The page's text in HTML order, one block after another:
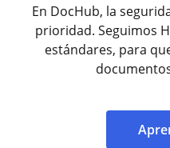
En DocHub, la
prioridad. Seguimos
estándares, para